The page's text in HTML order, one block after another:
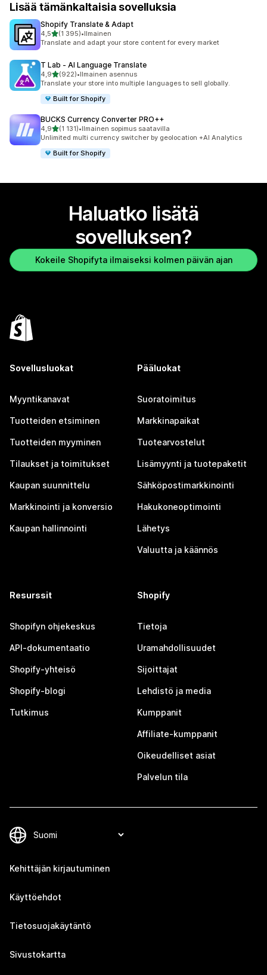
Lisää tämänkaltaisia sovelluksia
Shopify Translate & Adapt
4,5/ 5 tähteä
(1 395)
1395 arvostelua yhteensä
•Ilmainen
Translate and adapt your store content for every market
T Lab ‑ AI Language Translate
4,9/ 5 tähteä
(922)
922 arvostelua yhteensä
•Ilmainen asennus
Translate your store into multiple languages to sell globally.
Built for Shopify
BUCKS Currency Converter PRO++
4,9/ 5 tähteä
(1 131)
1131 arvostelua yhteensä
•Ilmainen sopimus saatavilla
Unlimited multi currency switcher by geolocation +AI Analytics
Built for Shopify
Haluatko lisätä
sovelluksen?
Kokeile Shopifyta ilmaiseksi kolmen päivän ajan
Sovellusluokat
Myyntikanavat
Tuotteiden etsiminen
Tuotteiden myyminen
Tilaukset ja toimitukset
Kaupan suunnittelu
Markkinointi ja konversio
Kaupan hallinnointi
Pääluokat
Suoratoimitus
Markkinapaikat
Tuotearvostelut
Lisämyynti ja tuotepaketit
Sähköpostimarkkinointi
Hakukoneoptimointi
Lähetys
Valuutta ja käännös
Resurssit
Shopifyn ohjekeskus
API-dokumentaatio
Shopify-yhteisö
Shopify-blogi
Tutkimus
Shopify
Tietoja
Uramahdollisuudet
Sijoittajat
Lehdistö ja media
Kumppanit
Affiliate-kumppanit
Oikeudelliset asiat
Palvelun tila
Kehittäjän kirjautuminen
Käyttöehdot
Tietosuojakäytäntö
Sivustokartta